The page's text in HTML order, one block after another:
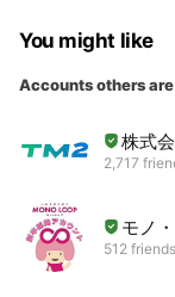
You might like
Accounts others
株式
2,717
モノ
512 friends